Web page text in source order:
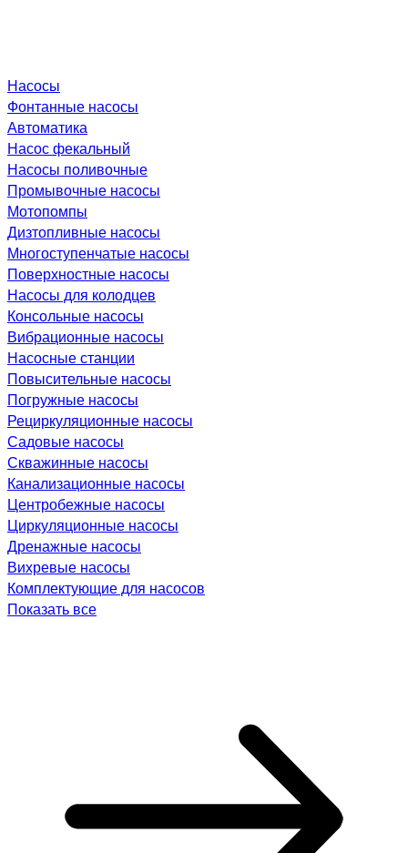
Насосы
Фонтанные насосы
Автоматика
Насос фекальный
Насосы поливочные
Промывочные насосы
Мотопомпы
Дизтопливные насосы
Многоступенчатые насосы
Поверхностные насосы
Насосы для колодцев
Консольные насосы
Вибрационные насосы
Насосные станции
Повысительные насосы
Погружные насосы
Рециркуляционные насосы
Садовые насосы
Скважинные насосы
Канализационные насосы
Центробежные насосы
Циркуляционные насосы
Дренажные насосы
Вихревые насосы
Комплектующие для насосов
Показать все